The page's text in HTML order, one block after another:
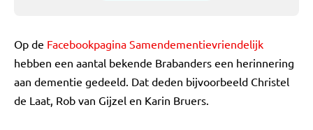
Op de Facebookpagina Samendementievriendelijk
hebben een aantal bekende Brabanders een herinnering
aan dementie gedeeld. Dat deden bijvoorbeeld Christel
de Laat, Rob van Gijzel en Karin Bruers.